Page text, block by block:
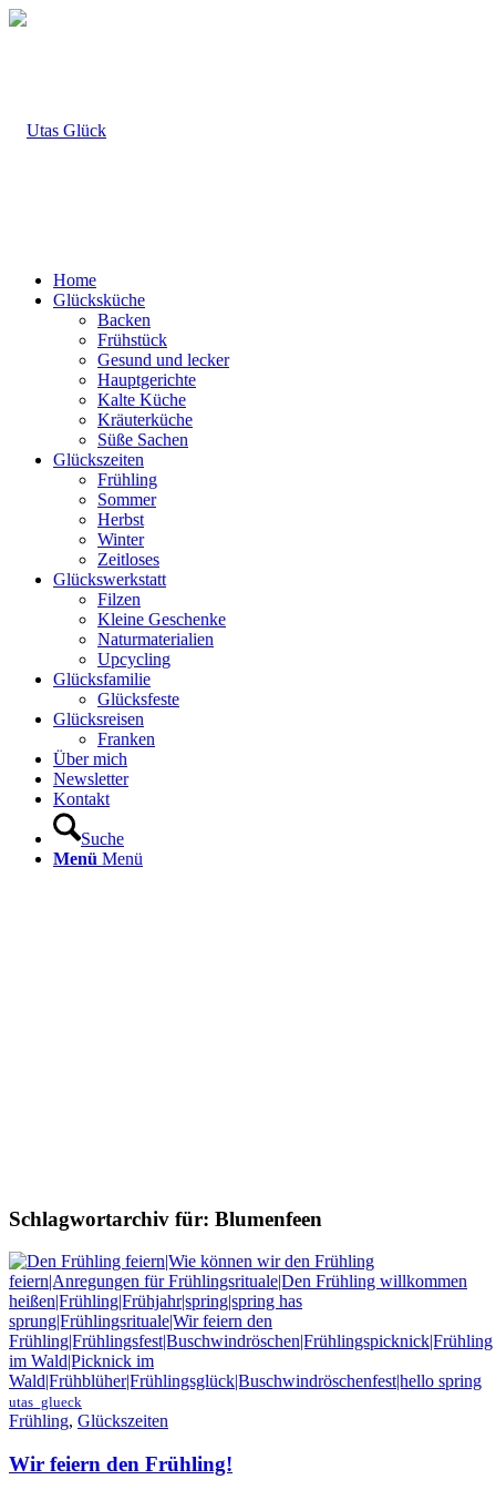
Home
Glücksküche
Backen
Frühstück
Gesund und lecker
Hauptgerichte
Kalte Küche
Kräuterküche
Süße Sachen
Glückszeiten
Frühling
Sommer
Herbst
Winter
Zeitloses
Glückswerkstatt
Filzen
Kleine Geschenke
Naturmaterialien
Upcycling
Glücksfamilie
Glücksfeste
Glücksreisen
Franken
Über mich
Newsletter
Kontakt
Suche
Menü Menü
Schlagwortarchiv für: Blumenfeen
utas_glueck
Frühling, Glückszeiten
Wir feiern den Frühling!